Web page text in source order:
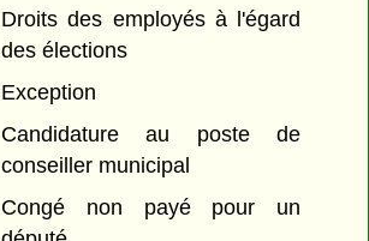
Droits des employés à l'égard
des élections
Exception
Candidature au poste de
conseiller municipal
Congé non payé pour un